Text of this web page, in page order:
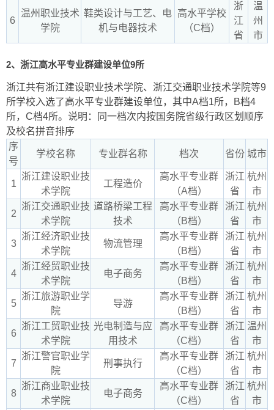
6
温州职业技术
学院
鞋类设计与工艺、电
机与电器技术
高水平学校
（C档）
浙
江
省
温
州
市
2、浙江高水平专业群建设单位9所
浙江共有浙江建设职业技术学院、浙江交通职业技术学院等9
所学校入选了高水平专业群建设单位，其中A档1所，B档4
所，C档4所。说明：同一档次内按国务院省级行政区划顺序
及校名拼音排序
序
号
学校名称 专业群名称 档次 省份 城市
1
浙江建设职业技
术学院
工程造价
高水平专业群
（A档）
浙江
省
杭州
市
2
浙江交通职业技
术学院
道路桥梁工程
技术
高水平专业群
（B档）
浙江
省
杭州
市
3
浙江经济职业技
术学院
物流管理
高水平专业群
（B档）
浙江
省
杭州
市
4
浙江经贸职业技
术学院
电子商务
高水平专业群
（B档）
浙江
省
杭州
市
5
浙江旅游职业学
院
导游
高水平专业群
（B档）
浙江
省
杭州
市
6
浙江工贸职业技
术学院
光电制造与应
用技术
高水平专业群
（C档）
浙江
省
温州
市
7
浙江警官职业学
院
刑事执行
高水平专业群
（C档）
浙江
省
杭州
市
8
浙江商业职业技
术学院
电子商务
高水平专业群
（C档）
浙江
省
杭州
市